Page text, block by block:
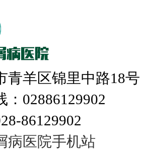
青羊区锦里中路18
：02886129902
86129902
病医院手机站